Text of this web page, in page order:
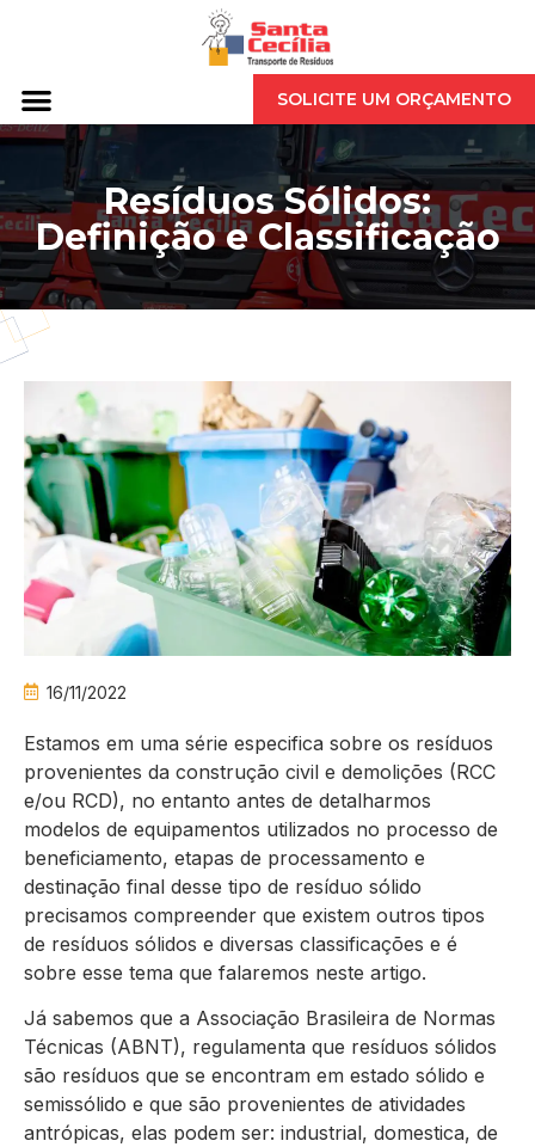
SOLICITE UM ORÇAMENTO
Resíduos Sólidos:
Definição e Classificação
16/11/2022
Estamos em uma série especifica sobre os resíduos
provenientes da construção civil e demolições (RCC
e/ou RCD), no entanto antes de detalharmos
modelos de equipamentos utilizados no processo de
beneficiamento, etapas de processamento e
destinação final desse tipo de resíduo sólido
precisamos compreender que existem outros tipos
de resíduos sólidos e diversas classificações e é
sobre esse tema que falaremos neste artigo.
Já sabemos que a Associação Brasileira de Normas
Técnicas (ABNT), regulamenta que resíduos sólidos
são resíduos que se encontram em estado sólido e
semissólido e que são provenientes de atividades
antrópicas, elas podem ser: industrial, domestica, de